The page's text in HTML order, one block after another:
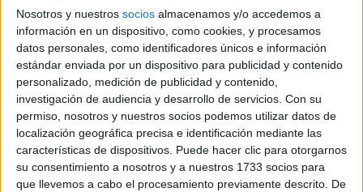
Nosotros y nuestros socios almacenamos y/o accedemos a
información en un dispositivo, como cookies, y procesamos
datos personales, como identificadores únicos e información
estándar enviada por un dispositivo para publicidad y contenido
personalizado, medición de publicidad y contenido,
investigación de audiencia y desarrollo de servicios. Con su
permiso, nosotros y nuestros socios podemos utilizar datos de
localización geográfica precisa e identificación mediante las
características de dispositivos. Puede hacer clic para otorgarnos
su consentimiento a nosotros y a nuestros 1733 socios para
que llevemos a cabo el procesamiento previamente descrito. De
Comunidad:
Murcia
Año del examen:
2013
Mes de examen:
Septiembre
Asignatura:
Inglés
Fichero Examen:
examen-selectividad-ingles-murcia-2013-septiembre.pdf